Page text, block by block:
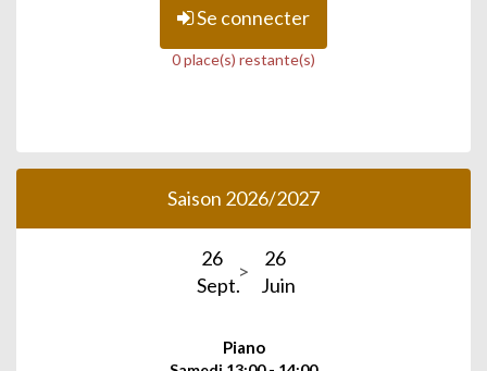
Se connecter
0 place(s) restante(s)
Saison 2026/2027
26
Sept.
26
Juin
Piano